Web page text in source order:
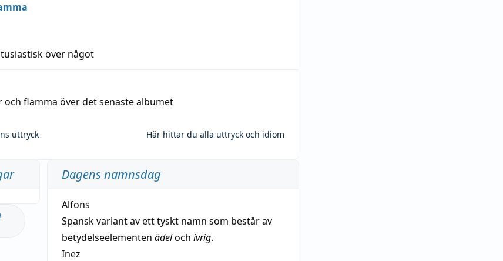
över något
och flamma över det senaste albumet
uttryck Här hittar du alla uttryck och idiom
Dagens namnsdag
Alfons
Spansk variant av ett tyskt namn som består av
betydelseelementen ädeloch ivrig.
Inez